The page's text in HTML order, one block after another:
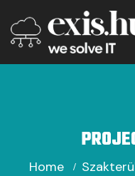
Home